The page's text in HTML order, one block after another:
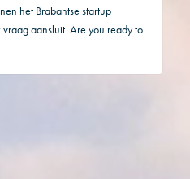
het Brabantse startup
aansluit. Are you ready to